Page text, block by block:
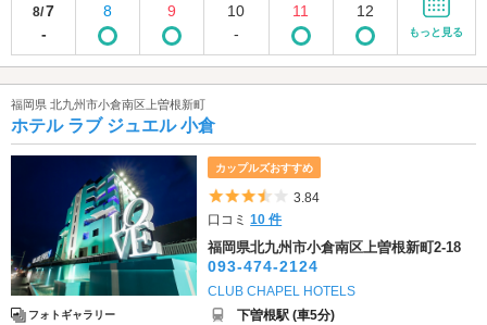
8/7
-
8 9
10
-
11 12
もっと見る
福岡県 北九州市小倉南区上曽根新町
ホテル ラブ ジュエル 小倉
フォトギャラリー
カップルズおすすめ
5つ星のうち3.5
3.84
口コミ10 件
福岡県北九州市小倉南区上曽根新町2-18
093-474-2124
CLUB CHAPEL HOTELS
下曽根駅 (車5分)